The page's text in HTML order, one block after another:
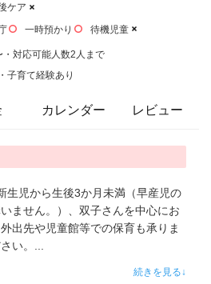
ケア
一時預かり 待機児童
・対応可能人数2人まで
子育て経験あり
カレンダー レビュー
生児から生後3か月未満（早産児の
ません。）、双子さんを中心にお
出先や児童館等での保育も承りま
い。 ...
続きを見る↓